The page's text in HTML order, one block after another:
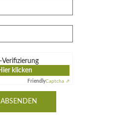
klicken
FriendlyCaptcha ⇗